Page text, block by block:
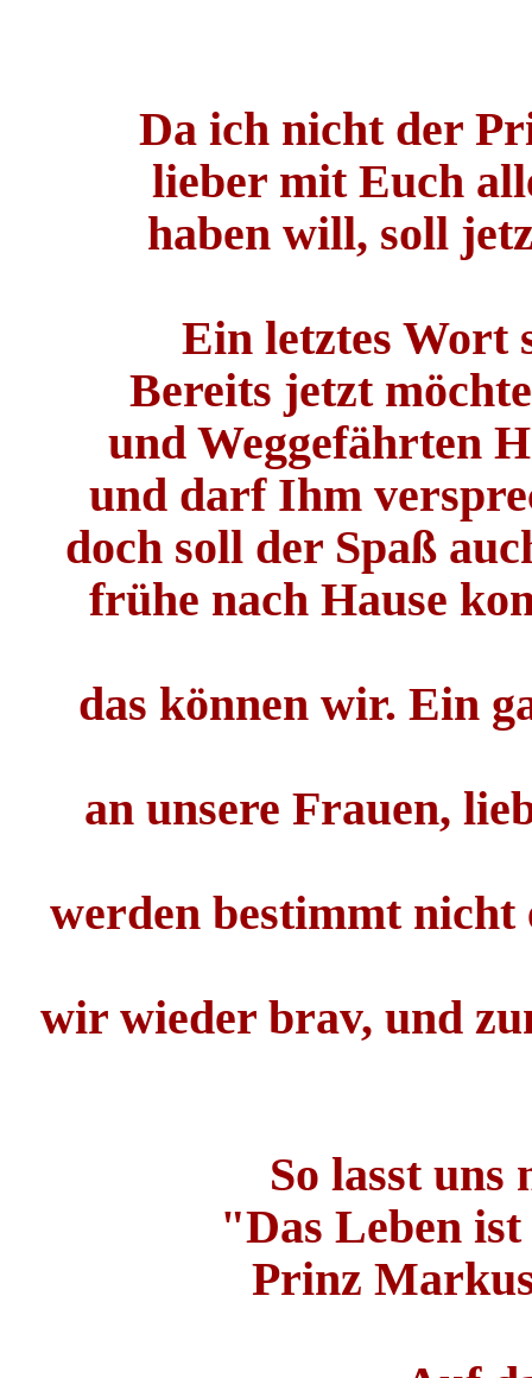
Da ich nicht der
lieber mit Euch
haben will, soll
Ein letztes Wort
Bereits jetzt
und Weggefährten
und darf Ihm
doch soll der Spaß
frühe nach Hause
das können wir. Ein
an unsere Frauen,
werden bestimmt
wir wieder brav, und
So lasst
"Das Leben
Prinz